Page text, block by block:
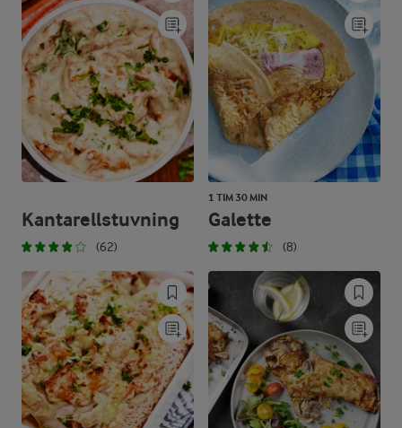
Kantarellstuvning
(62)
1 TIM 30 MIN
Galette
(8)